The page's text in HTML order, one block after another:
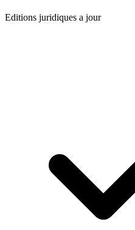
Editions juridiques a jour